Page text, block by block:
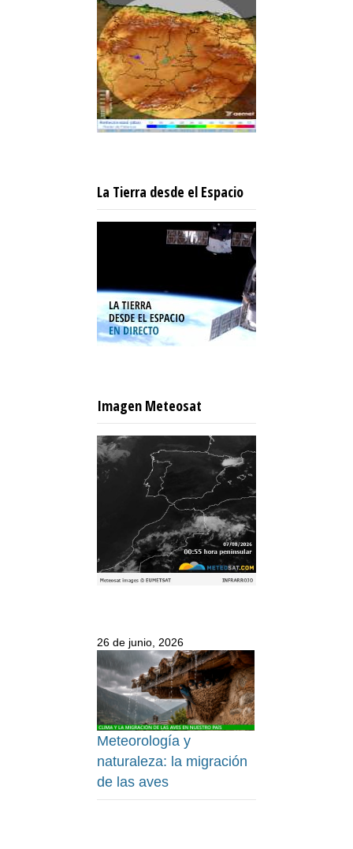
La Tierra desde el Espacio
Imagen Meteosat
26 de junio, 2026
Meteorología y
naturaleza: la migración
de las aves